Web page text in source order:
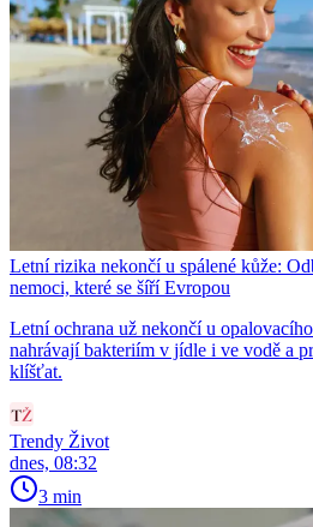
Letní rizika nekončí u spálené kůže:
nemoci, které se šíří Evropou
Letní ochrana už nekončí u
nahrávají bakteriím v jídle i ve vodě a
klíšťat.
Trendy Život
dnes, 08:32
3 min